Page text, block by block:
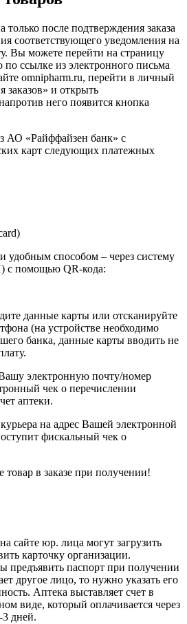
после подтверждения заказа
соответствующего уведомления на
Вы можете перейти на страницу
по ссылке из электронного письма
omnipharm.ru, перейти в личный
заказов» и открыть
него появится кнопка
АО «Райффайзен банк» с
карт следующих платежных
удобным способом – через систему
с помощью QR-кода:
данные карты или отсканируйте
(на устройстве необходимо
банка, данные карты вводить не
электронную почту/номер
чек о перечислении
аптеки.
на адрес Вашей электронной
фискальный чек о
товар в заказе при получении!
сайте юр. лица могут загрузить
карточку организации.
предъявить паспорт при получении
другое лицо, то нужно указать его
Аптека выставляет счет в
виде, который оплачивается через
3 дней.